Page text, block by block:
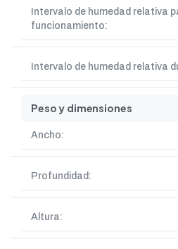
Intervalo de humedad relativa
funcionamiento:
Intervalo de humedad relativa
Peso y dimensiones
Ancho:
Profundidad:
Altura: